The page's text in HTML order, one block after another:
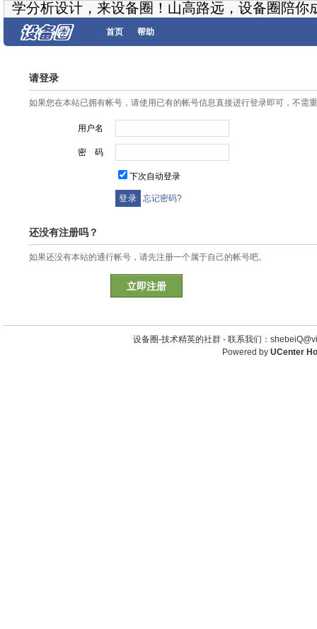
学分析设计，来设备圈！山高路远，设备圈陪你
首页 帮助
请登录
如果您在本站已拥有帐号，请使用已有的帐号信息直接进行登录即可，不需
用户名
密 码
下次自动登录
忘记密码?
还没有注册吗？
如果还没有本站的通行帐号，请先注册一个属于自己的帐号吧。
立即注册
设备圈-技术精英的社群 - 联系我们：
Powered by UCenter